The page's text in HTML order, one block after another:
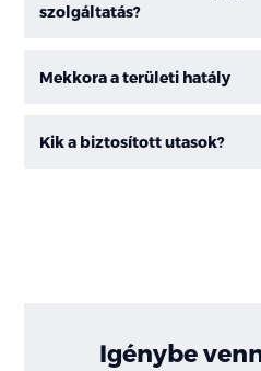
szolgáltatás?
Mekkora a területi hatály
Kik a biztosított utasok?
Igénybe